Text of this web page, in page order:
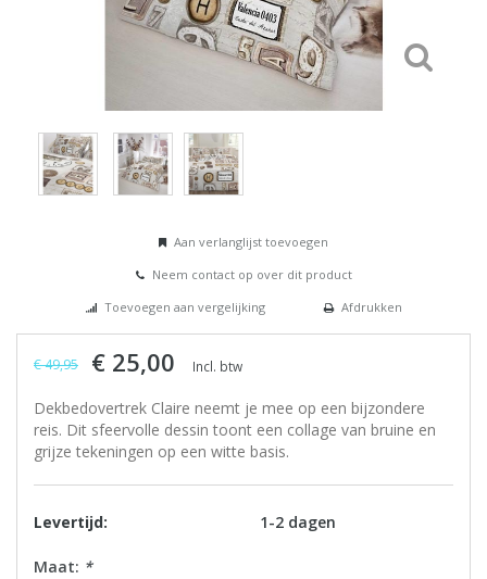
Aan verlanglijst toevoegen
Neem contact op over dit product
Toevoegen aan vergelijking
Afdrukken
€ 49,95 € 25,00 Incl. btw
Dekbedovertrek Claire neemt je mee op een bijzondere
reis. Dit sfeervolle dessin toont een collage van bruine en
grijze tekeningen op een witte basis.
Levertijd: 1-2 dagen
Maat: *